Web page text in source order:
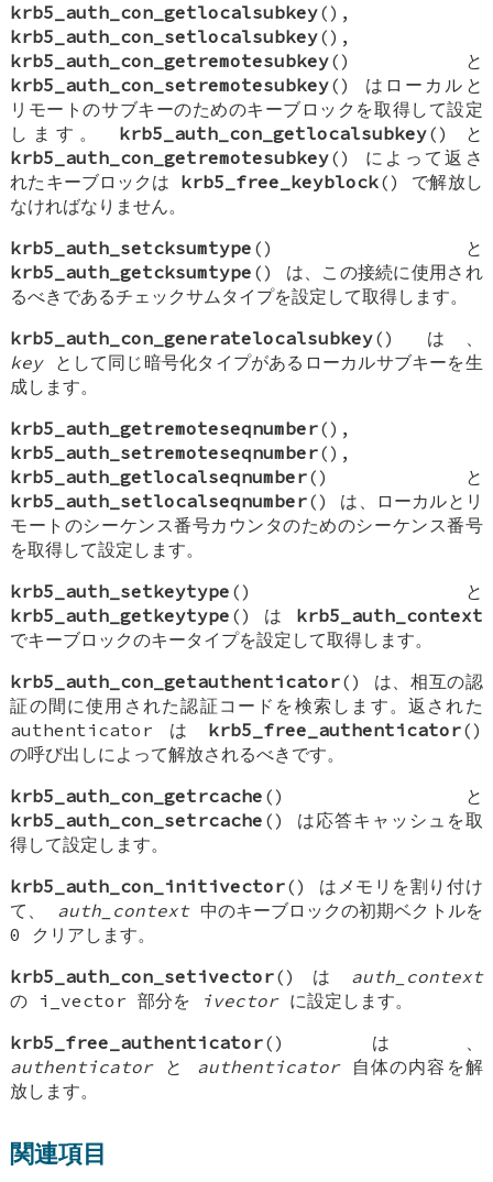
krb5_auth_con_getlocalsubkey(),
krb5_auth_con_setlocalsubkey(),
krb5_auth_con_getremotesubkey() と
krb5_auth_con_setremotesubkey() はローカルと
リモートのサブキーのためのキーブロックを取得して設定
します。 krb5_auth_con_getlocalsubkey() と
krb5_auth_con_getremotesubkey() によって返さ
れたキーブロックは krb5_free_keyblock() で解放し
なければなりません。
krb5_auth_setcksumtype () と
krb5_auth_getcksumtype () は、この接続に使用され
るべきであるチェックサムタイプを設定して取得します。
krb5_auth_con_generatelocalsubkey() は、
keyとして同じ暗号化タイプがあるローカルサブキーを生
成します。
krb5_auth_getremoteseqnumber(),
krb5_auth_setremoteseqnumber(),
krb5_auth_getlocalseqnumber() と
krb5_auth_setlocalseqnumber() は、ローカルとリ
モートのシーケンス番号カウンタのためのシーケンス番号
を取得して設定します。
krb5_auth_setkeytype () と
krb5_auth_getkeytype () は krb5_auth_context
でキーブロックのキータイプを設定して取得します。
krb5_auth_con_getauthenticator() は、相互の認
証の間に使用された認証コードを検索します。返された
authenticator は krb5_free_authenticator()
の呼び出しによって解放されるべきです。
krb5_auth_con_getrcache () と
krb5_auth_con_setrcache () は応答キャッシュを取
得して設定します。
krb5_auth_con_initivector() はメモリを割り付け
て、 auth_context中のキーブロックの初期ベクトルを
0 クリアします。
krb5_auth_con_setivector() は auth_context
の i_vector 部分を
ivectorに設定します。
krb5_free_authenticator() は、
authenticatorと authenticator自体の内容を解
放します。
関連項目